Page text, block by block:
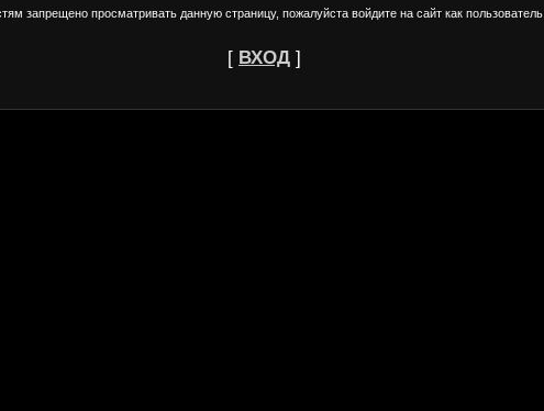
запрещено просматривать данную страницу, пожалуйста войдите на сайт как пользователь.
[ ВХОД ]